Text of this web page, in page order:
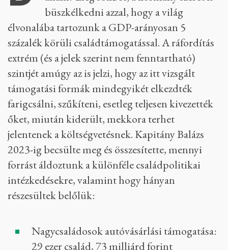
büszkélkedni azzal, hogy a világ
élvonalába tartozunk a GDP-arányosan 5
százalék körüli családtámogatással. A ráfordítás
extrém (és a jelek szerint nem fenntartható)
szintjét amúgy az is jelzi, hogy az itt vizsgált
támogatási formák mindegyikét elkezdték
farigcsálni, szűkíteni, esetleg teljesen kivezették
őket, miután kiderült, mekkora terhet
jelentenek a költségvetésnek. Kapitány Balázs
2023-ig becsülte meg és összesítette, mennyi
forrást áldoztunk a különféle családpolitikai
intézkedésekre, valamint hogy hányan
részesültek belőlük:
Nagycsaládosok autóvásárlási támogatása:
29 ezer család, 73 milliárd forint